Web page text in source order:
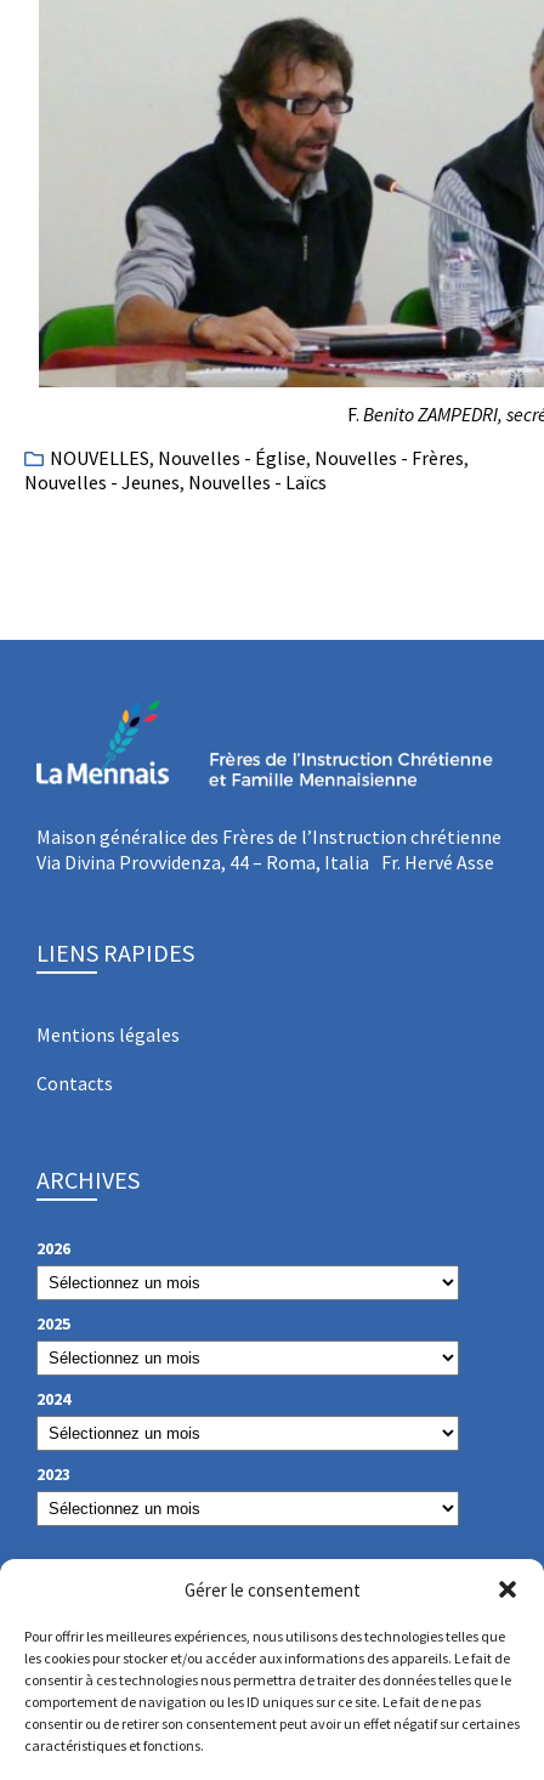
Gérer le consentement
Pour offrir les meilleures expériences, nous utilisons des technologies telles que
les cookies pour stocker et/ou accéder aux informations des appareils. Le fait de
consentir à ces technologies nous permettra de traiter des données telles que le
comportement de navigation ou les ID uniques sur ce site. Le fait de ne pas
consentir ou de retirer son consentement peut avoir un effet négatif sur certaines
caractéristiques et fonctions.
F. Benito ZAMPEDRI,
NOUVELLES, Nouvelles - Église, Nouvelles - Frères,
Nouvelles - Jeunes, Nouvelles - Laïcs
Maison généralice des Frères de l’Instruction chrétienne
Via Divina Provvidenza, 44 – Roma, Italia Fr. Hervé Asse
LIENS RAPIDES
Mentions légales
Contacts
ARCHIVES
2026
2025
2024
2023
NOS COORDONNÉES
secretariat@lamennais.org
protectionenfance@lamennais.org